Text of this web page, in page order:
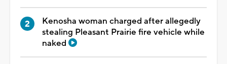
Kenosha woman charged after allegedly
stealing Pleasant Prairie fire vehicle while
naked